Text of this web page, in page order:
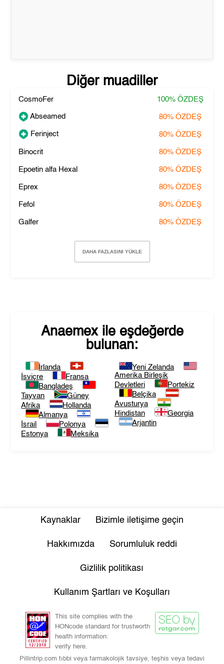
Diğer muadiller
CosmoFer 100% ÖZDEŞ
Abseamed 80% ÖZDEŞ
Ferinject 80% ÖZDEŞ
Binocrit 80% ÖZDEŞ
Epoetin alfa Hexal 80% ÖZDEŞ
Eprex 80% ÖZDEŞ
Fefol 80% ÖZDEŞ
Galfer 80% ÖZDEŞ
DAHA FAZLASINI YÜKLE
Anaemexile eşdeğerde
bulunan:
İrlanda
İsviçre
Fransa
Bangladeş
Tayvan
Güney
Afrika
Hollanda
Almanya
İsrail
Polonya
Estonya
Meksika
Yeni Zelanda
Amerika Birleşik
Devletleri
Portekiz
Belçika
Avusturya
Hindistan
Georgia
Arjantin
Kaynaklar Bizimle iletişime geçin
Hakkımızda Sorumluluk reddi
Gizlilik politikası
Kullanım Şartları ve Koşulları
This site complies with the
HONcode standard for trustworth
health information:
verify here.
Pillintrip.com tıbbi veya farmakolojik tavsiye, teşhis veya tedavi